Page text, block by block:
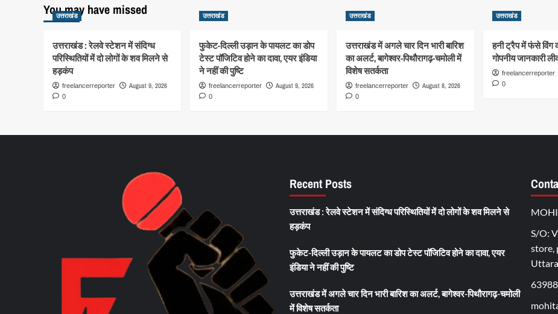
You may have missed
उत्तराखंड
उत्तराखंड : रेलवे स्टेशन में संदिग्ध
परिस्थितियों में दो लोगों के शव मिलने से
हड़कंप
freelancerreporter August 9, 2026
0
उत्तराखंड
फुकेट-दिल्ली उड़ान के पायलट का डोप
टेस्ट पॉजिटिव होने का दावा, एयर इंडिया
ने नहीं की पुष्टि
freelancerreporter August 9, 2026
0
उत्तराखंड
उत्तराखंड में अगले चार दिन भारी बारिश
का अलर्ट, बागेश्वर-पिथौरागढ़-चमोली में
विशेष सतर्कता
freelancerreporter August 8, 2026
0
उत्तराखंड
हनी ट्रैप में फंसे विंग
गोपनीय जानकारी
freelancerreporter
0
Recent Posts
उत्तराखंड : रेलवे स्टेशन में संदिग्ध परिस्थितियों में दो लोगों के शव मिलने से
हड़कंप
फुकेट-दिल्ली उड़ान के पायलट का डोप टेस्ट पॉजिटिव होने का दावा, एयर
इंडिया ने नहीं की पुष्टि
उत्तराखंड में अगले चार दिन भारी बारिश का अलर्ट, बागेश्वर-पिथौरागढ़-चमोली
में विशेष सतर्कता
S/O:
store,